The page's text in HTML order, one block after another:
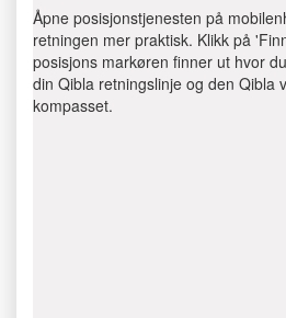
Åpne posisjonstjenesten på
retningen mer praktisk. Klikk på
posisjons markøren finner ut hvor
din Qibla retningslinje og den Qibla
kompasset.